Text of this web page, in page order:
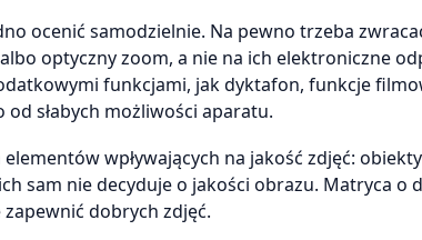
ocenić samodzielnie. Na pewno trzeba
optyczny zoom, a nie na ich elektroniczne
funkcjami, jak dyktafon, funkcje
słabych możliwości aparatu.
wpływających na jakość zdjęć:
sam nie decyduje o jakości obrazu. Matryca o
dobrych zdjęć.